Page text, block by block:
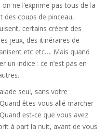
ne l’exprime pas tous de la
des coups de pinceau,
certains créent des
jeux, des itinéraires de
etc etc…. Mais quand
un indice : ce n’est pas en
seul, sans votre
êtes-vous allé marcher
est-ce que vous avez
à part la nuit, avant de vous